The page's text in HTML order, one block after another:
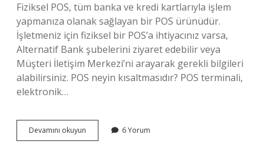
Fiziksel POS, tüm banka ve kredi kartlarıyla işlem
yapmanıza olanak sağlayan bir POS ürünüdür.
İşletmeniz için fiziksel bir POS’a ihtiyacınız varsa,
Alternatif Bank şubelerini ziyaret edebilir veya
Müşteri İletişim Merkezi’ni arayarak gerekli bilgileri
alabilirsiniz. POS neyin kısaltmasıdır? POS terminali,
elektronik…
Devamını okuyun
Poslu
6 Yorum